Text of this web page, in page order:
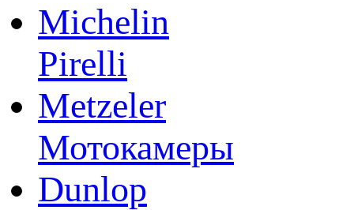
Michelin
Pirelli
Metzeler
Мотокамеры
Dunlop